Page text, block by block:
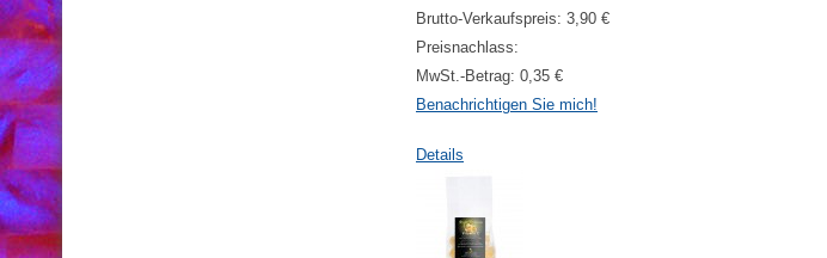
Brutto-Verkaufspreis: 3,90 €
Preisnachlass:
MwSt.-Betrag: 0,35 €
Benachrichtigen Sie mich!
Details